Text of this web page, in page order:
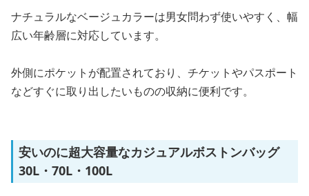
ナチュラルなベージュカラーは男女問わず使いやすく、幅
広い年齢層に対応しています。
外側にポケットが配置されており、チケットやパスポート
などすぐに取り出したいものの収納に便利です。
安いのに超大容量なカジュアルボストンバッグ
30L・70L・100L